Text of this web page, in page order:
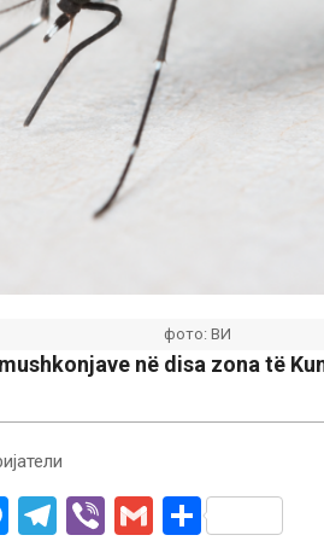
фото: ВИ
në disa zona të
Messenger
Telegram
ViberGmailNdajeni